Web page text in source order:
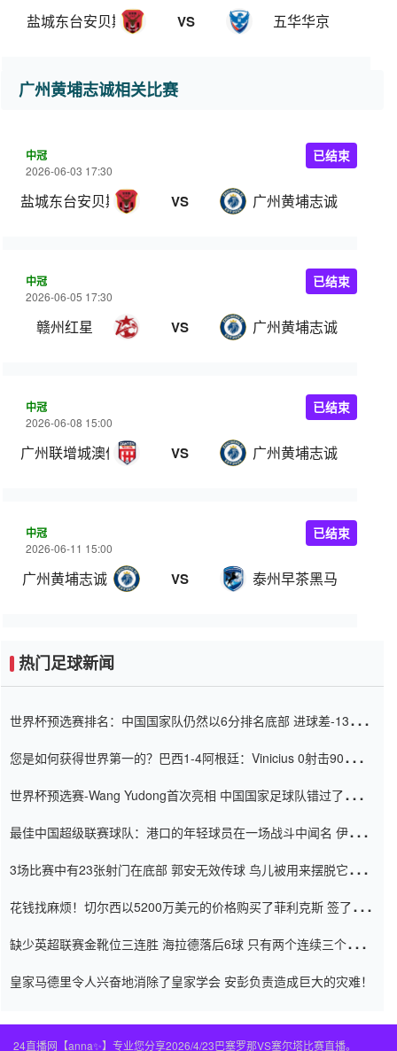
盐城东台安贝斯 VS 五华华京
广州黄埔志诚相关比赛
中冠
2026-06-03 17:30
盐城东台安贝斯 VS 广州黄埔志诚
已结束
中冠
2026-06-05 17:30
赣州红星 VS 广州黄埔志诚
已结束
中冠
2026-06-08 15:00
广州联增城澳体 VS 广州黄埔志诚
已结束
中冠
2026-06-11 15:00
广州黄埔志诚 VS 泰州早茶黑马
已结束
热门足球新闻
世界杯预选赛排名：中国国家队仍然以6分排名底部 进球差-13令人
您是如何获得世界第一的？巴西1-4阿根廷：Vinicius 0射击90分钟
世界杯预选赛-Wang Yudong首次亮相 中国国家足球队错过了世界
最佳中国超级联赛球队：港口的年轻球员在一场战斗中闻名 伊万放
3场比赛中有23张射门在底部 郭安无效传球 鸟儿被用来摆脱它
花钱找麻烦！切尔西以5200万美元的价格购买了菲利克斯 签了7年
缺少英超联赛金靴位三连胜 海拉德落后6球 只有两个连续三个连续
皇家马德里令人兴奋地消除了皇家学会 安彭负责造成巨大的灾难！
24直播网【anna✨】专业您分享2026/4/23巴塞罗那VS塞尔塔比赛直播。